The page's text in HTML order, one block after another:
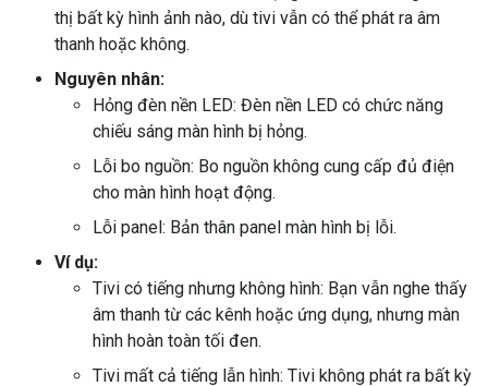
thị bất kỳ hình ảnh nào, dù tivi vẫn có thể phát ra âm
thanh hoặc không.
Nguyên nhân:
Hỏng đèn nền LED: Đèn nền LED có chức năng
chiếu sáng màn hình bị hỏng.
Lỗi bo nguồn: Bo nguồn không cung cấp đủ điện
cho màn hình hoạt động.
Lỗi panel: Bản thân panel màn hình bị lỗi.
Ví dụ:
Tivi có tiếng nhưng không hình: Bạn vẫn nghe thấy
âm thanh từ các kênh hoặc ứng dụng, nhưng màn
hình hoàn toàn tối đen.
Tivi mất cả tiếng lẫn hình: Tivi không phát ra bất kỳ